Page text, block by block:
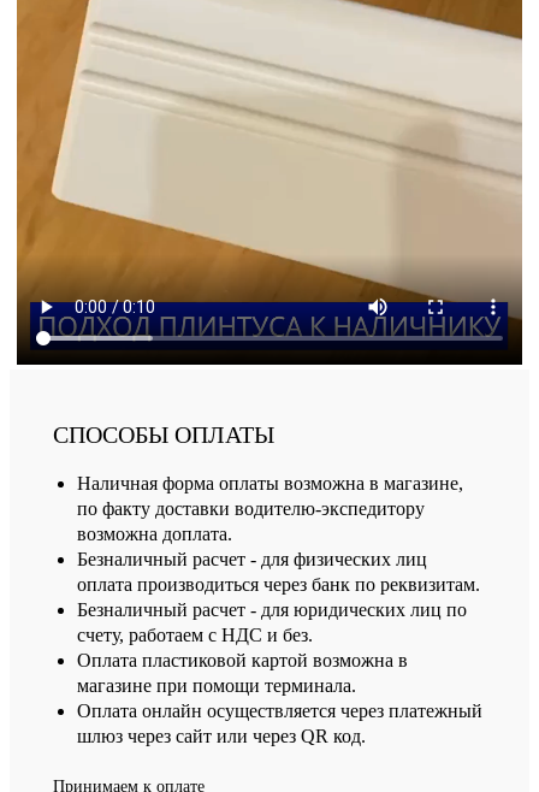
СПОСОБЫ ОПЛАТЫ
Наличная форма оплаты возможна в магазине,
по факту доставки водителю-экспедитору
возможна доплата.
Безналичный расчет - для физических лиц
оплата производиться через банк по реквизитам.
Безналичный расчет - для юридических лиц по
счету, работаем с НДС и без.
Оплата пластиковой картой возможна в
магазине при помощи терминала.
Оплата онлайн осуществляется через платежный
шлюз через сайт или через QR код.
Принимаем к оплате